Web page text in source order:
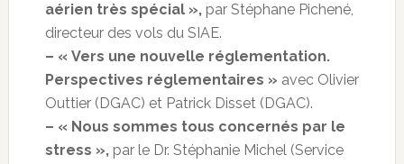
aérien très spécial »,par Stéphane Pichené,
directeur des vols du SIAE.
– « Vers une nouvelle réglementation.
Perspectives réglementaires » avec Olivier
Outtier (DGAC) et Patrick Disset (DGAC).
– « Nous sommes tous concernés par le
stress »,par le Dr. Stéphanie Michel (Service